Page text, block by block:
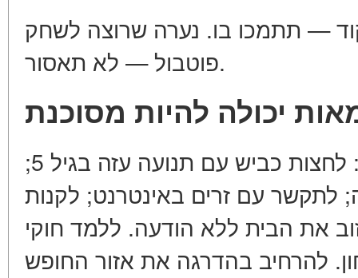
— תתמכו בו. נערה שרוצה לשחק
פוטבול — לא תאסור.
יכולה להיות מסוכנת
לכול יש גבולות. הילד לא צריך: לחצות כביש עם תנועה עזה בגיל 5;
עם זרים באינטרנט; לקנות
את הבית ללא הודעה. ללמד חוקי